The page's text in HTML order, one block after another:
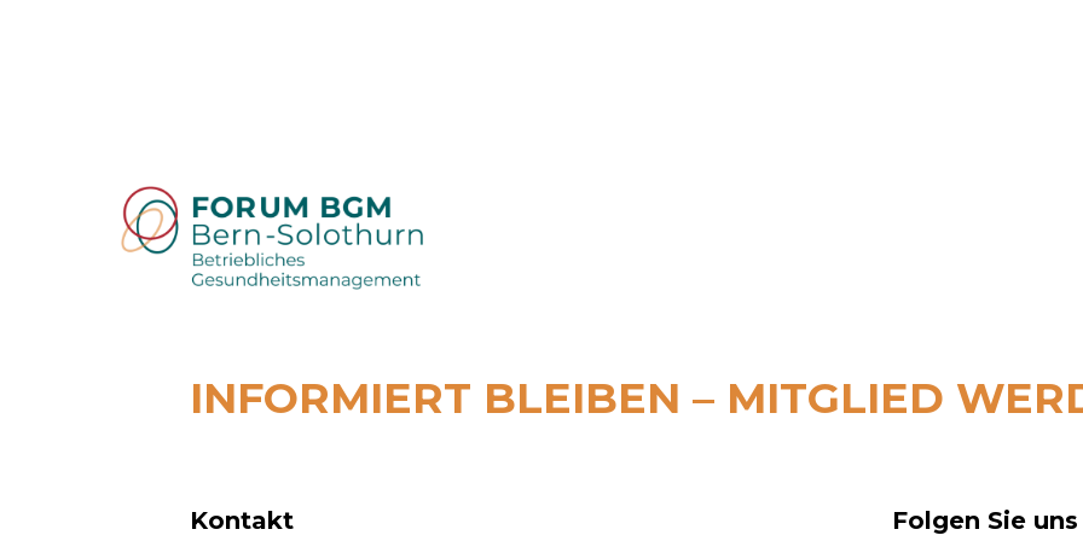
INFORMIERT BLEIBEN – MITGLIED
Kontakt Folgen Sie uns